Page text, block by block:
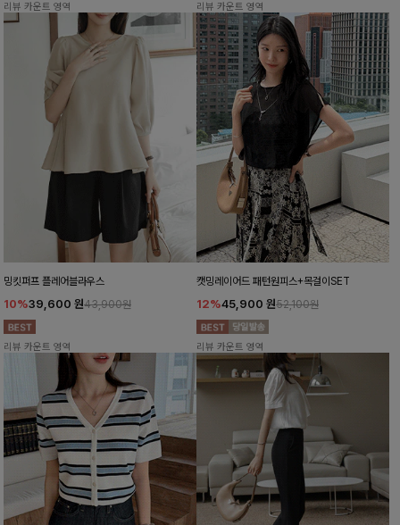
리뷰 카운트 영역 리뷰 카운트 영역
밍킷퍼프 플레어블라우스
10%39,600 원43,900원
리뷰 카운트 영역
캣밍레이어드 패턴원피스+목걸이SET
12%45,900 원52,100원
리뷰 카운트 영역